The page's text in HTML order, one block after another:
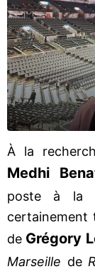
À la
Medhi
poste à la
certainement
de Grégory
Marseille de